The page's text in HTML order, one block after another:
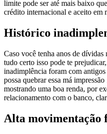
limite pode ser até mais baixo
crédito internacional e aceito em
Histórico
Caso você tenha anos de dívidas
tudo certo isso pode te
inadimplência foram com
possa quebrar essa má
mostrando uma boa renda, por
relacionamento com o banco,
Alta movimentação